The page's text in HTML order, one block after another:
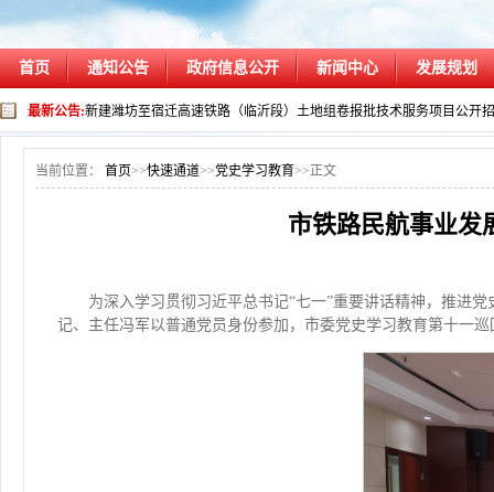
首页 通知公告 政府信息公开 新闻中心 发展规划
最新公告:新建潍坊至宿迁高速铁路（临沂段）土地组卷报批技术服务项目公开
当前位置： 首页>>快速通道>>党史学习教育>>正文
市铁路民航事业发
为深入学习贯彻习近平总书记“七一”重要讲话精神，推进
记、主任冯军以普通党员身份参加，市委党史学习教育第十一